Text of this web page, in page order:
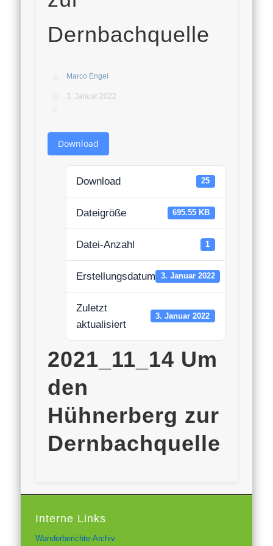
Dernbachquelle
Marco Engel
3. Januar 2022
Download
Download 25
Dateigröße 695.55 KB
Datei-Anzahl 1
Erstellungsdatum 3. Januar 2022
Zuletzt
aktualisiert
3. Januar 2022
2021_11_14 Um
den
Hühnerberg zur
Dernbachquelle
Interne Links
Wanderberichte-Archiv